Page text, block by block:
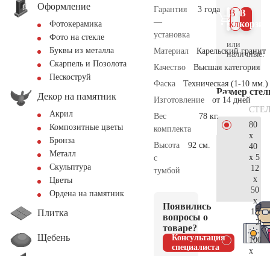
Оформление
Фотокерамика
Фото на стекле
Буквы из металла
Скарпель и Позолота
Пескоструй
Декор на памятник
Акрил
Композитные цветы
Бронза
Металл
Скульптура
Цветы
Ордена на памятник
Плитка
Щебень
Гарантия
—
установка
3 года
Материал
Карельский гранит
Качество
Высшая категория
Фаска
Техническая (1-10 мм.)
Изготовление
от 14 дней
Вес
комплекта
78 кг.
Высота
с
тумбой
92 см.
Появились
вопросы о
товаре?
Консультация
специалиста
В
В 1
клик
или
наличные.
Размер
80
x
40
x 5
12
x
50
x
15
100
x